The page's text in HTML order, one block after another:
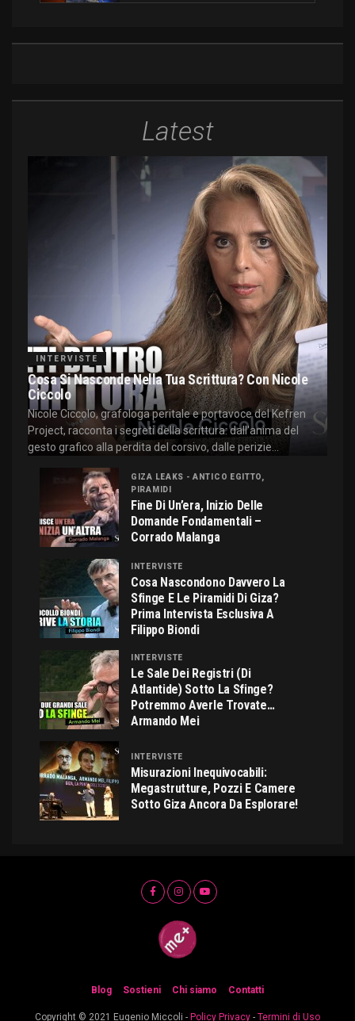
Latest
INTERVISTE
Cosa Si Nasconde Nella Tua Scrittura? Con Nicole
Ciccolo
Nicole Ciccolo, grafologa peritale e portavoce del Kefren
Project, racconta i segreti della scrittura: dall'anima del
gesto grafico alla perdita del corsivo, dalle perizie...
GIZA LEAKS - ANTICO EGITTO,
PIRAMIDI
Fine Di Un’era, Inizio Delle
Domande Fondamentali –
Corrado Malanga
INTERVISTE
Cosa Nascondono Davvero La
Sfinge E Le Piramidi Di Giza?
Prima Intervista Esclusiva A
Filippo Biondi
INTERVISTE
Le Sale Dei Registri (di
Atlantide) Sotto La Sfinge?
Potremmo Averle Trovate…
Armando Mei
INTERVISTE
Misurazioni Inequivocabili:
Megastrutture, Pozzi E Camere
Sotto Giza Ancora Da Esplorare!
Blog Sostieni Chi siamo Contatti
Copyright © 2021 Eugenio Miccoli - Policy Privacy - Termini di Uso